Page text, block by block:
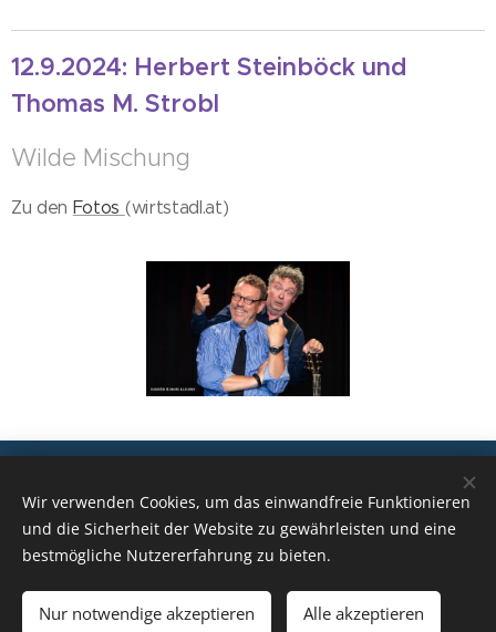
12.9.2024: Herbert Steinböck und
Thomas M. Strobl
Wilde Mischung
Zu den Fotos (wirtstadl.at)
Mitglied werden
Voluntärin oder Voluntär werden
Kontakt und Impressum
Newsletter-Anmeldung
Sponsoren
Unterstützt vonWebnode Cookies
Wir verwenden Cookies, um das einwandfreie Funktionieren
und die Sicherheit der Website zu gewährleisten und eine
bestmögliche Nutzererfahrung zu bieten.
Nur notwendige akzeptieren Alle akzeptieren